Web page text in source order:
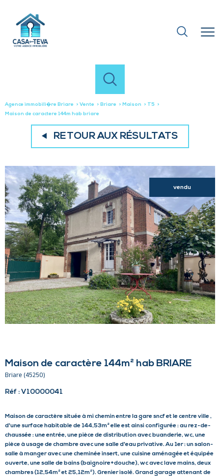
Agence immobili�re Briare Vente Briare Maison T5
Maison de caractere 144m hab briare
RETOUR AUX RÉSULTATS
vendu
Maison de caractère 144m² hab BRIARE
Briare (45250)
Réf : V10000041
Maison de caractère située à mi chemin entre la gare sncf et le centre ville ,
d'une surface habitable de 144,53m² elle est ainsi configurée : au rez-de-
chaussée : une entrée, une pièce de distribution avec buanderie, wc, une
pièce à usage de chambre avec une salle d'eau privative. Au 1er : un salon-
salle à manger avec une cheminée insert, une cuisine aménagée et équipée
ouverte, une salle de bains (baignoire+douche), wc avec lave mains, deux
chambres (12,54m² et 25,12m²). Grenier isolé. Grand garage attenant de